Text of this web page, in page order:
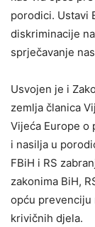
porodici. Ustavi
diskriminacije
sprječavanje
Usvojen je i
zemlja članica
Vijeća Europe o
i nasilja u
FBiH i RS
zakonima BiH,
opću prevenciju
krivičnih djela.